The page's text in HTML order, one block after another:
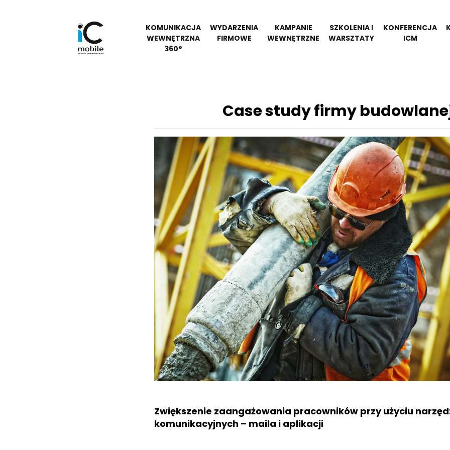
KOMUNIKACJA
WEWNĘTRZNA
360°
WYDARZENIA
FIRMOWE
KAMPANIE
WEWNĘTRZNE
SZKOLENIA I
WARSZTATY
KONFERENCJA
ICM
Case study firmy
Zwiększenie zaangażowania pracowników przy użyciu
komunikacyjnych – maila i aplikacji